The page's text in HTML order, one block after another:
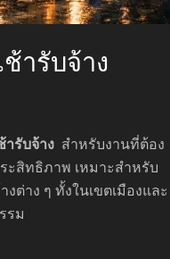
ารับจ้าง
ารับจ้าง สำหรับงานที่ต้อง
ะสิทธิภาพ เหมาะสำหรับ
ต่าง ๆ ทั้งในเขตเมืองและ
รม